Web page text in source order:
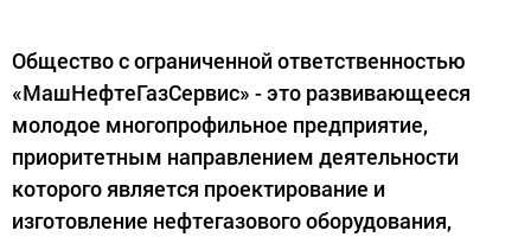
Общество с ограниченной ответственностью
«МашНефтеГазСервис» - это развивающееся
молодое многопрофильное предприятие,
приоритетным направлением деятельности
которого является проектирование и
изготовление нефтегазового оборудования,